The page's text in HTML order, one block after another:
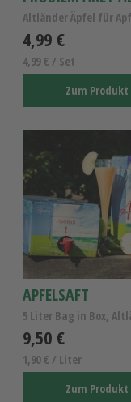
4,99 €
4,99 € / Set
Zum Produkt
APFELSAFT
9,50 €
1,90 € / Liter
Zum Produkt